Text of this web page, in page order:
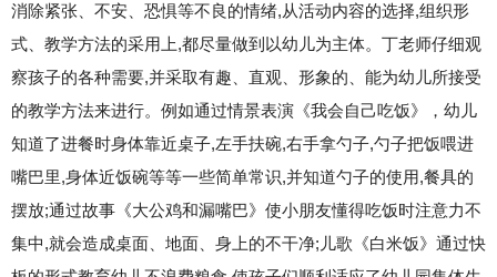
消除紧张、不安、恐惧等不良的情绪,从活动内容的选择,组织形
式、教学方法的采用上,都尽量做到以幼儿为主体。丁老师仔细观
察孩子的各种需要,并采取有趣、直观、形象的、能为幼儿所接受
的教学方法来进行。例如通过情景表演《我会自己吃饭》，幼儿
知道了进餐时身体靠近桌子,左手扶碗,右手拿勺子,勺子把饭喂进
嘴巴里,身体近饭碗等等一些简单常识,并知道勺子的使用,餐具的
摆放;通过故事《大公鸡和漏嘴巴》使小朋友懂得吃饭时注意力不
集中,就会造成桌面、地面、身上的不干净;儿歌《白米饭》通过快